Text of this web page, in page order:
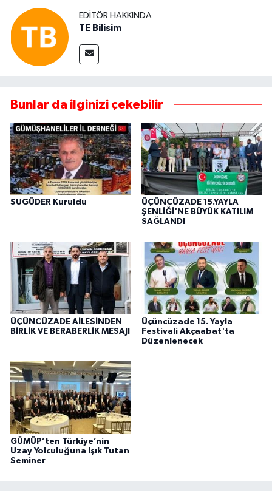
EDITÖR HAKKINDA
TE Bilisim
Bunlar da ilginizi çekebilir
SUGÜDER Kuruldu
ÜÇÜNCÜZADE 15.YAYLA
ŞENLİĞİ'NE BÜYÜK KATILIM
SAĞLANDI
ÜÇÜNCÜZADE AİLESİNDEN
BİRLİK VE BERABERLİK MESAJI
Üçüncüzade 15. Yayla
Festivali Akçaabat'ta
Düzenlenecek
GÜMÜP’ten Türkiye’nin
Uzay Yolculuğuna Işık Tutan
Seminer